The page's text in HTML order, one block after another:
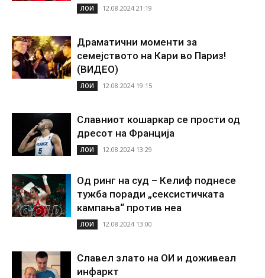
ЛОИ 12.08.2024 21:19
Драматични моменти за
семејството на Кари во Париз!
(ВИДЕО)
ЛОИ 12.08.2024 19:15
Славниот кошаркар се прости од
дресот на Франција
ЛОИ 12.08.2024 13:29
Од ринг на суд – Келиф поднесе
тужба поради „сексистичката
кампања“ против неа
ЛОИ 12.08.2024 13:00
Славел злато на ОИ и доживеал
инфаркт